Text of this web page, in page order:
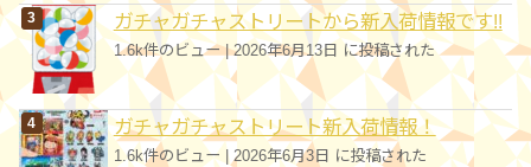
ガチャガチャストリートから新入荷情報です!!
1.6k件のビュー|2026年6月13日 に投稿された
ガチャガチャストリート新入荷情報！
1.6k件のビュー 2026年6月3日 に投稿された